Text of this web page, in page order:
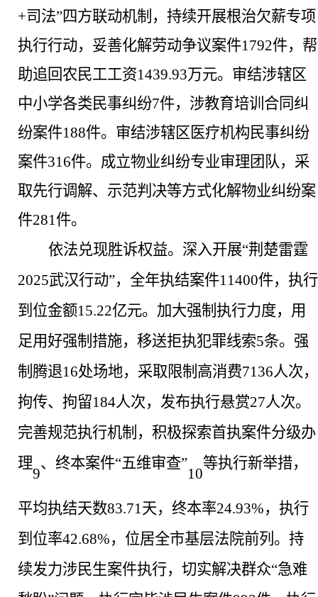
+司法”四方联动机制，持续开展根治欠薪专项
执行行动，妥善化解劳动争议案件1792件，帮
助追回农民工工资1439.93万元。审结涉辖区
中小学各类民事纠纷7件，涉教育培训合同纠
纷案件188件。审结涉辖区医疗机构民事纠纷
案件316件。成立物业纠纷专业审理团队，采
取先行调解、示范判决等方式化解物业纠纷案
件281件。
依法兑现胜诉权益。 深入开展“荆楚雷霆
2025武汉行动”，全年执结案件11400件，执行
到位金额15.22亿元。加大强制执行力度，用
足用好强制措施，移送拒执犯罪线索5条。强
制腾退16处场地，采取限制高消费7136人次，
拘传、拘留184人次，发布执行悬赏27人次。
完善规范执行机制，积极探索首执案件分级办
理
9
、终本案件“五维审查”
10
等执行新举措，
平均执结天数83.71天，终本率24.93%，执行
到位率42.68%，位居全市基层法院前列。持
续发力涉民生案件执行，切实解决群众“急难